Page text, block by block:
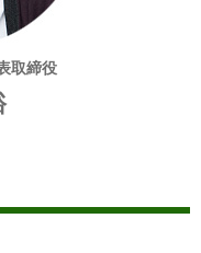
取締役